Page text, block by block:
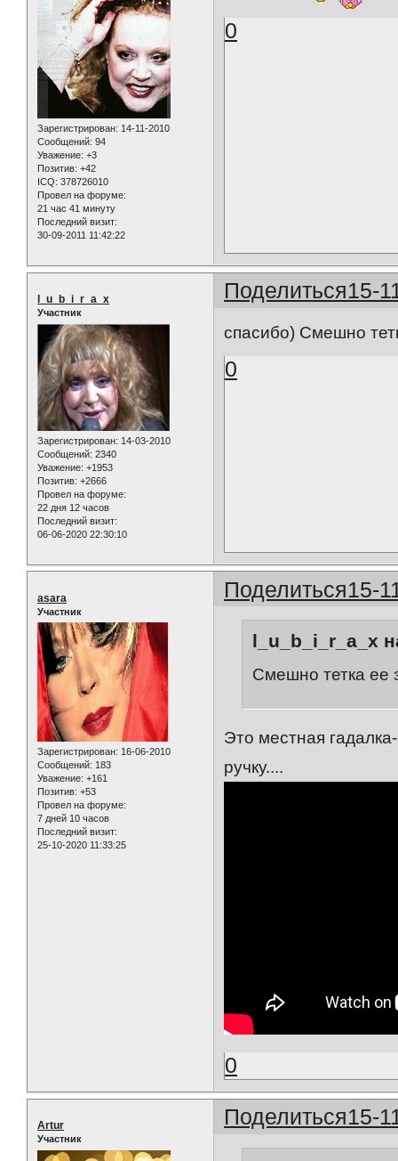
Зарегистрирован: 14-11-2010
Сообщений: 94
Уважение: +3
Позитив: +42
ICQ: 378726010
Провел на форуме:
21 час 41 минуту
Последний визит:
30-09-2011 11:42:22
0
Поделиться15-
l_u_b_i_r_a_x
Участник
Зарегистрирован: 14-03-2010
Сообщений: 2340
Уважение: +1953
Позитив: +2666
Провел на форуме:
22 дня 12 часов
Последний визит:
06-06-2020 22:30:10
спасибо) Смешно
0
Поделиться15-
asara
Участник
Зарегистрирован: 16-06-2010
Сообщений: 183
Уважение: +161
Позитив: +53
Провел на форуме:
7 дней 10 часов
Последний визит:
25-10-2020 11:33:25
l_u_b_i_r_a_x
Смешно тетка ее
Это местная
ручку....
0
Поделиться15-
Artur
Участник